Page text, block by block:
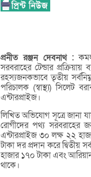
প্রনীতরঞ্জন দেবনাথ :
সরবরাহের টেন্ডার
রহস্যজনকভাবে তৃতীয়
পরিচালক (স্বাস্থ্য) সিলেট
এন্টারপ্রাইজ।
লিখিত অভিযোগ সূত্রে জানা
রোগীদের পথ্য সরবরাহের
এন্টারপ্রাইজ ৩০ লক্ষ ২২
টাকা দর প্রদান করে দ্বিতীয়
হাজার ১৭০ টাকা এবং
থাকে।